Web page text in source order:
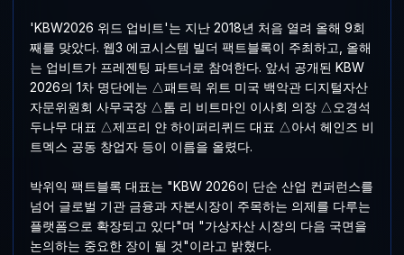
'KBW2026 위드 업비트'는 지난 2018년 처음 열려 올해 9회
째를 맞았다. 웹3 에코시스템 빌더 팩트블록이 주최하고, 올해
는 업비트가 프레젠팅 파트너로 참여한다. 앞서 공개된 KBW
2026의 1차 명단에는 △패트릭 위트 미국 백악관 디지털자산
자문위원회 사무국장 △톰 리 비트마인 이사회 의장 △오경석
두나무 대표 △제프리 얀 하이퍼리퀴드 대표 △아서 헤인즈 비
트멕스 공동 창업자 등이 이름을 올렸다.
박위익 팩트블록 대표는 "KBW 2026이 단순 산업 컨퍼런스를
넘어 글로벌 기관 금융과 자본시장이 주목하는 의제를 다루는
플랫폼으로 확장되고 있다"며 "가상자산 시장의 다음 국면을
논의하는 중요한 장이 될 것"이라고 밝혔다.